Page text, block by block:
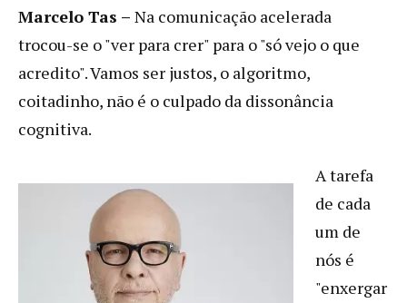
Marcelo Tas – Na comunicação acelerada
trocou-se o "ver para crer" para o "só vejo o que
acredito". Vamos ser justos, o algoritmo,
coitadinho, não é o culpado da dissonância
cognitiva.
A tarefa
de cada
um de
nós é
"enxergar